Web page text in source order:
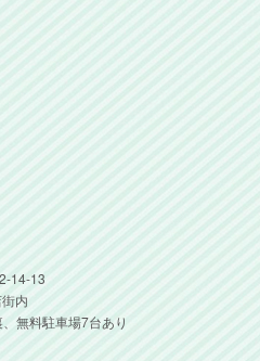
14-13
内
無料駐車場7台あり